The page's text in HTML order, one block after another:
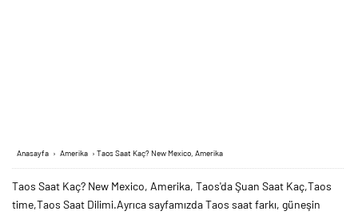
Anasayfa › Amerika › Taos Saat Kaç? New Mexico, Amerika
Taos Saat Kaç? New Mexico, Amerika, Taos'da Şuan Saat Kaç,Taos
time,Taos Saat Dilimi.Ayrıca sayfamızda Taos saat farkı, güneşin